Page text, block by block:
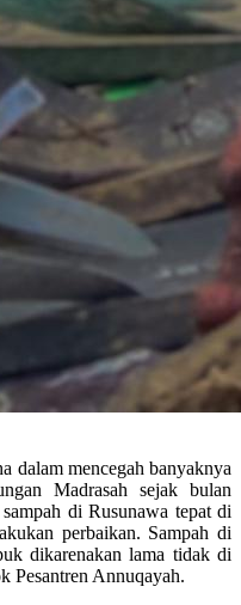
dalam mencegah banyaknya
Madrasah sejak bulan
di Rusunawa tepat di
perbaikan. Sampah di
dikarenakan lama tidak di
Pesantren Annuqayah.